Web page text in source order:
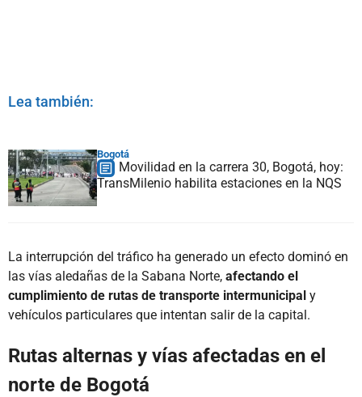
Lea también:
Bogotá
Movilidad en la carrera 30, Bogotá, hoy:
TransMilenio habilita estaciones en la NQS
La interrupción del tráfico ha generado un efecto dominó en
las vías aledañas de la Sabana Norte, afectando el
cumplimiento de rutas de transporte intermunicipal y
vehículos particulares que intentan salir de la capital.
Rutas alternas y vías afectadas en el
norte de Bogotá